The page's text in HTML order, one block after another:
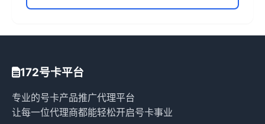
172号卡平台
专业的号卡产品推广代理平台
让每一位代理商都能轻松开启号卡事业